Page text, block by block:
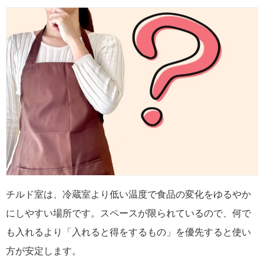
チルド室は、冷蔵室より低い温度で食品の変化をゆるやか
にしやすい場所です。スペースが限られているので、何で
も入れるより「入れると得をするもの」を優先すると使い
方が安定します。